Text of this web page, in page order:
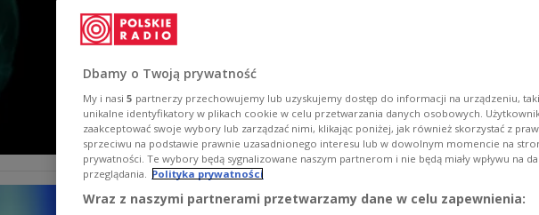
Nieznany dotychczas gatunek człowieka, który żył
wykopalisk archeologicznych – informują naukowcy
Koronawirus. Szczepionki mRNA
Dbamy o Twoją prywatność
My i nasi 5 partnerzy przechowujemy lub uzyskujemy dostęp do informacji na urządzeniu,
unikalne identyfikatory w plikach cookie w celu przetwarzania danych osobowych.
zaakceptować swoje wybory lub zarządzać nimi, klikając poniżej, jak również skorzystać z
sprzeciwu na podstawie prawnie uzasadnionego interesu lub w dowolnym momencie na
prywatności. Te wybory będą sygnalizowane naszym partnerom i nie będą miały wpływu na
przeglądania. Polityka prywatności
Wraz z naszymi partnerami przetwarzamy dane w celu zapewnienia: